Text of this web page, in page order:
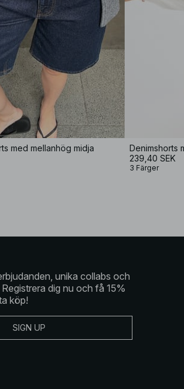
med mellanhög midja
Denimshorts
239,40 SEK
3 Färger
unika collabs och
dig nu och få 15%
köp!
SIGN UP